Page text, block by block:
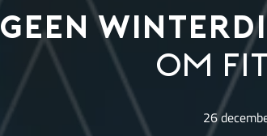
Geen
om
26